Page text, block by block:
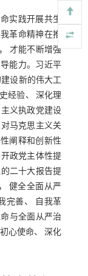
实践开展共生
革命精神在推
才能不断增强
能力。习近平
设新的伟大工
经验、 深化理
义执政党建设
马克思主义关
阐释和创新性
政党主体性提
二十大报告提
健全全面从严
完善、 自我革
与全面从严治
心使命、 深化